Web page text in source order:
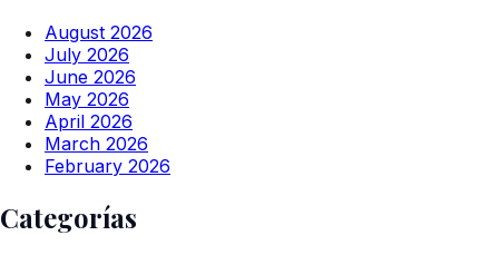
August 2026
July 2026
June 2026
May 2026
April 2026
March 2026
February 2026
Categorías